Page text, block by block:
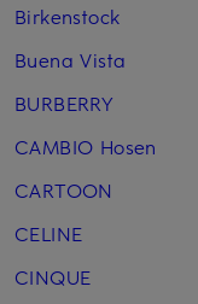
Birkenstock
Buena Vista
BURBERRY
CAMBIO Hosen
CARTOON
CELINE
CINQUE